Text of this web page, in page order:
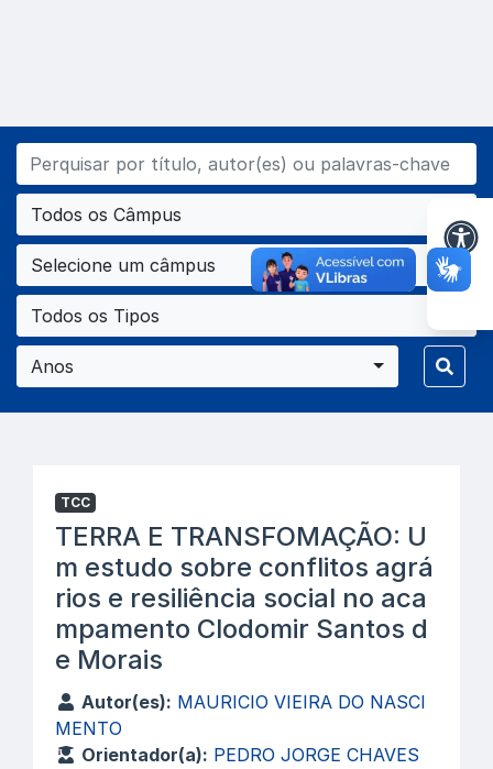
Todos os Câmpus
Selecione um câmpus
Todos os Tipos
Anos
TCC
TERRA E TRANSFOMAÇÃO: U
m estudo sobre conflitos agrá
rios e resiliência social no aca
mpamento Clodomir Santos d
e Morais
Autor(es): MAURICIO VIEIRA DO NASCI
MENTO
Orientador(a): PEDRO JORGE CHAVES